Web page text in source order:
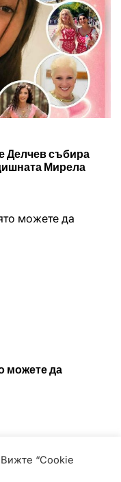
Делчев събира
Мирела
можете да
е част от P
“Cookie